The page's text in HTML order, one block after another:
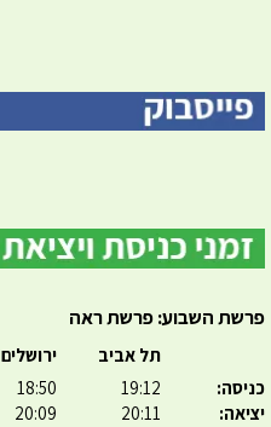
פרשת השבוע: פרשת ראה
כניסה:
יציאה:
תל אביב
19:12
20:11
ירושלים
18:50
20:09